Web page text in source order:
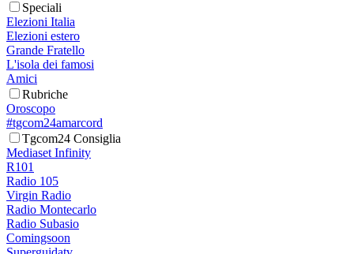
Speciali
Elezioni Italia
Elezioni estero
Grande Fratello
L'isola dei famosi
Amici
Rubriche
Oroscopo
#tgcom24amarcord
Tgcom24 Consiglia
Mediaset Infinity
R101
Radio 105
Virgin Radio
Radio Montecarlo
Radio Subasio
Comingsoon